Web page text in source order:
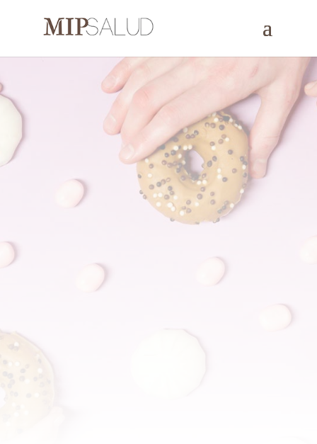
Especialistas en obesidad
mórbida en Madrid | Cirugía
de la obesidad
Tratamiento de alteraciones metabólicas y procedimientos
de cirugía para combatir la obesidad mórbida